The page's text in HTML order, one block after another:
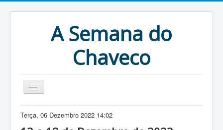
A Semana do
Chaveco
Home
Terça, 06 Dezembro 2022 14:02